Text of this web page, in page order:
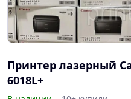
Принтер лазерный
6018L+